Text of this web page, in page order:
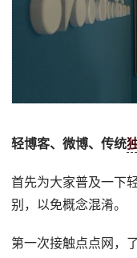
轻博客、微博、传统
首先为大家普及一下
别，以免概念混淆。
第一次接触点点网，